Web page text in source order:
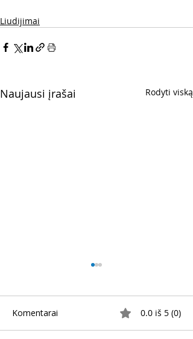
Liudijimai
Naujausi įrašai Rodyti viską
Komentarai 0.0 iš 5 (0)